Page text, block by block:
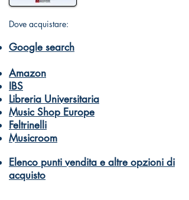
Dove acquistare:
Google search
Amazon
IBS
Libreria Universitaria
Music Shop Europe
Feltrinelli
Musicroom
Elenco punti vendita e altre opzioni di
acquisto